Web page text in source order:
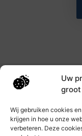
Uw
groot
Wij gebruiken cookies
krijgen in hoe u onze
verbeteren. Deze
Main Links